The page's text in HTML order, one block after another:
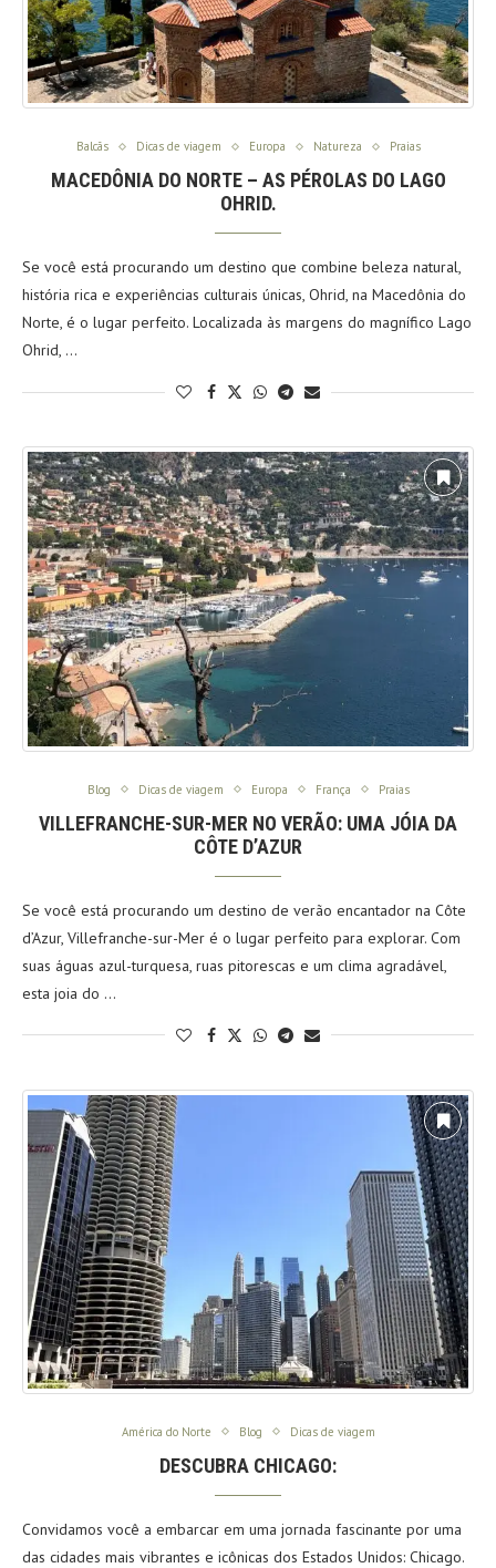
Balcãs Dicas de viagem Europa Natureza Praias
MACEDÔNIA DO NORTE – AS PÉROLAS DO LAGO
OHRID.
Se você está procurando um destino que combine beleza natural,
história rica e experiências culturais únicas, Ohrid, na Macedônia do
Norte, é o lugar perfeito. Localizada às margens do magnífico Lago
Ohrid, …
Blog Dicas de viagem Europa França Praias
VILLEFRANCHE-SUR-MER NO VERÃO: UMA JÓIA DA
CÔTE D’AZUR
Se você está procurando um destino de verão encantador na Côte
d’Azur, Villefranche-sur-Mer é o lugar perfeito para explorar. Com
suas águas azul-turquesa, ruas pitorescas e um clima agradável,
esta joia do …
América do Norte Blog Dicas de viagem
DESCUBRA CHICAGO:
Convidamos você a embarcar em uma jornada fascinante por uma
das cidades mais vibrantes e icônicas dos Estados Unidos: Chicago.